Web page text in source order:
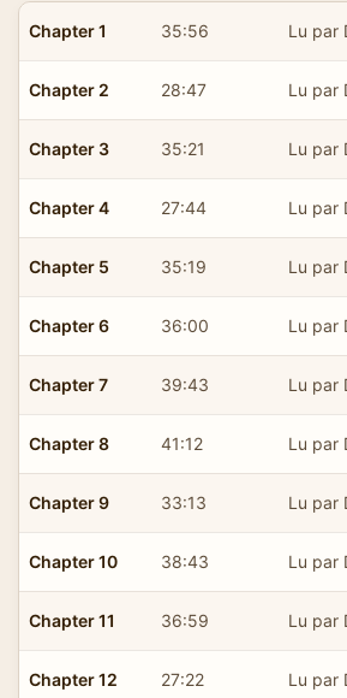
Chapter 1 35:56 Lu par
Chapter 2 28:47 Lu par
Chapter 3 35:21 Lu par
Chapter 4 27:44 Lu par
Chapter 5 35:19 Lu par
Chapter 6 36:00 Lu par
Chapter 7 39:43 Lu par
Chapter 8 41:12 Lu par
Chapter 9 33:13 Lu par
Chapter 10 38:43 Lu par
Chapter 11 36:59 Lu par
Chapter 12 27:22 Lu par